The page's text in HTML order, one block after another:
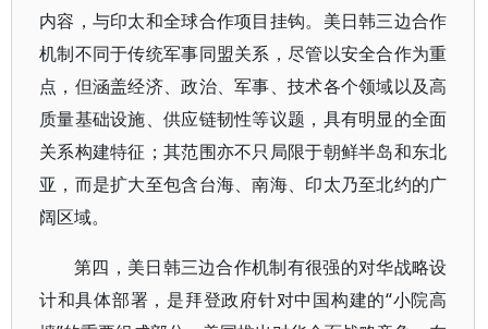
内容，与印太和全球合作项目挂钩。美日韩三边合作
机制不同于传统军事同盟关系，尽管以安全合作为重
点，但涵盖经济、政治、军事、技术各个领域以及高
质量基础设施、供应链韧性等议题，具有明显的全面
关系构建特征；其范围亦不只局限于朝鲜半岛和东北
亚，而是扩大至包含台海、南海、印太乃至北约的广
阔区域。
第四，美日韩三边合作机制有很强的对华战略设
计和具体部署，是拜登政府针对中国构建的“小院高